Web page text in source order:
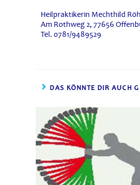
Heilpraktikerin Mechthild
Am Rothweg 2, 77656
Tel. 0781/9489529
DAS KÖNNTE DIR AUCH